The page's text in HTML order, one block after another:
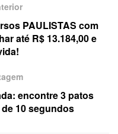
PAULISTAS com
até R$ 13.184,00 e
encontre 3 patos
10 segundos